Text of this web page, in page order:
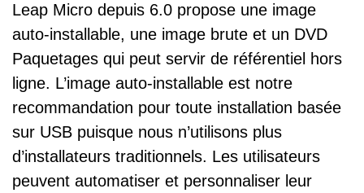
Leap Micro depuis 6.0 propose une image
auto-installable, une image brute et un DVD
Paquetages qui peut servir de référentiel hors
ligne. L’image auto-installable est notre
recommandation pour toute installation basée
sur USB puisque nous n’utilisons plus
d’installateurs traditionnels. Les utilisateurs
peuvent automatiser et personnaliser leur